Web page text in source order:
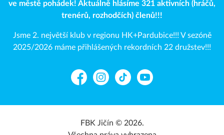
ve městě pohádek! Aktuálně hlásíme 321 aktivních (hráčů,
trenérů, rozhodčích) členů!!!
Jsme 2. největší klub v regionu HK+Pardubice!!! V sezóně
2025/2026 máme přihlášených rekordních 22 družstev!!!
FacebookInstagram
TikTok YouTube
FBK Jičín © 2026.